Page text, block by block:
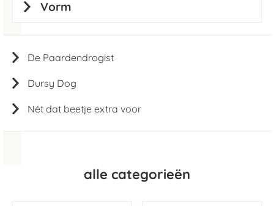
alle categorieën
De Paardendrogist
Dursy Dog
Nét dat beetje extra voor
Vorm